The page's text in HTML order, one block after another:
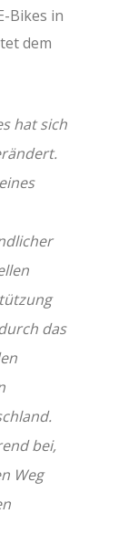
Bikes in
dem
hat sich
das
bei,
Weg